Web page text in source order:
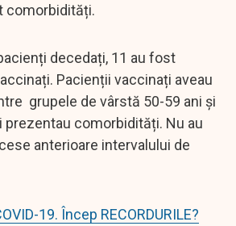
comorbidități.
decedați, 11 au fost
Pacienții vaccinați aveau
grupele de vârstă 50-59 ani și
prezentau comorbidități. Nu au
anterioare intervalului de
19. Încep RECORDURILE?